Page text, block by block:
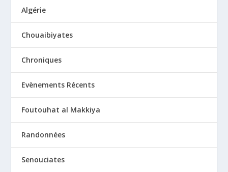
Algérie
Chouaibiyates
Chroniques
Evènements Récents
Foutouhat al Makkiya
Randonnées
Senouciates